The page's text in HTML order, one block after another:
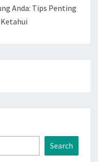
Anda: Tips Penting
Search